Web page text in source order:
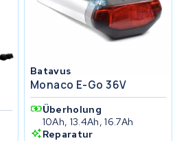
Batavus
Monaco E-Go 36V
Überholung
10Ah, 13.4Ah, 16.7Ah
Reparatur